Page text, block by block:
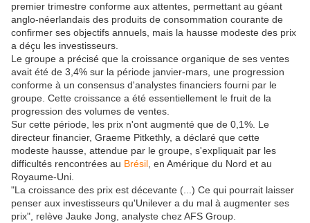
premier trimestre conforme aux attentes, permettant au géant
anglo-néerlandais des produits de consommation courante de
confirmer ses objectifs annuels, mais la hausse modeste des prix
a déçu les investisseurs.
Le groupe a précisé que la croissance organique de ses ventes
avait été de 3,4% sur la période janvier-mars, une progression
conforme à un consensus d'analystes financiers fourni par le
groupe. Cette croissance a été essentiellement le fruit de la
progression des volumes de ventes.
Sur cette période, les prix n'ont augmenté que de 0,1%. Le
directeur financier, Graeme Pitkethly, a déclaré que cette
modeste hausse, attendue par le groupe, s'expliquait par les
difficultés rencontrées au Brésil , en Amérique du Nord et au
Royaume-Uni.
"La croissance des prix est décevante (...) Ce qui pourrait laisser
penser aux investisseurs qu'Unilever a du mal à augmenter ses
prix", relève Jauke Jong, analyste chez AFS Group.